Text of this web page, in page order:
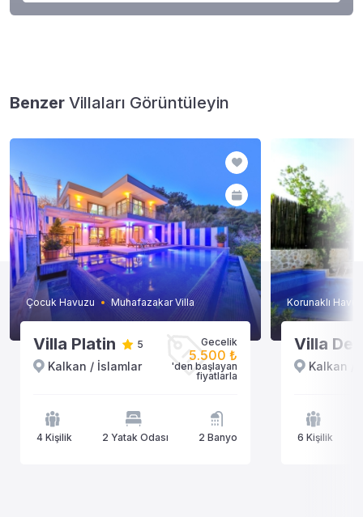
Benzer Villaları Görüntüleyin
Çocuk Havuzu Muhafazakar Villa
Villa Platin 5
Kalkan / İslamlar
Gecelik
5.500 ₺
'den başlayan
fiyatlarla
4 Kişilik 2 Yatak Odası 2 Banyo
Korunaklı Havuz
Villa
Kalkan /
6 Kişilik